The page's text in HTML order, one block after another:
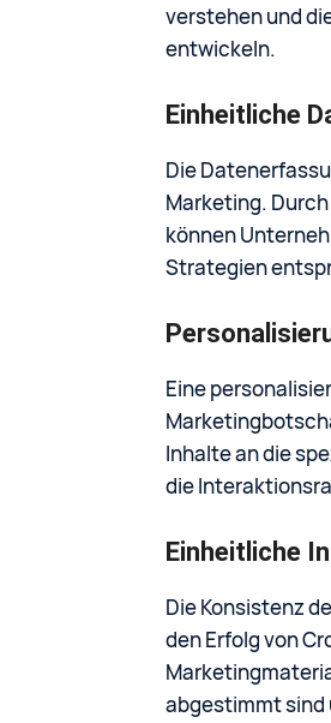
verstehen und
entwickeln.
Einheitliche
Die
Marketing.
können
Strategien
Eine
Inhalte an die
die
Einheitliche
Die Konsistenz
den Erfolg von
abgestimmt